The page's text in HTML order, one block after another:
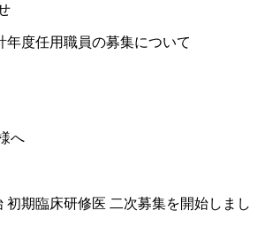
年度任用職員の募集について
へ
初期臨床研修医 二次募集を開始しまし